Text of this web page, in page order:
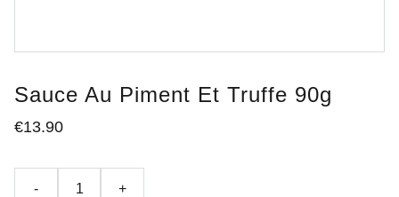
Sauce Au Piment Et Truffe 90g
€13.90
- +